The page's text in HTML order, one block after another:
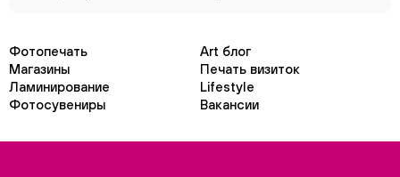
Фотопечать
Art блог
Магазины
Печать визиток
Ламинирование
Lifestyle
Фотосувениры
Вакансии